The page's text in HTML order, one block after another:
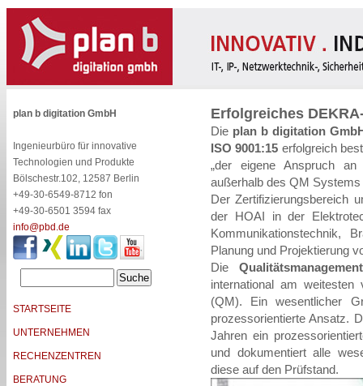
plan b digitation GmbH
Ingenieurbüro für innovative
Technologien und Produkte
Bölschestr.102, 12587 Berlin
+49-30-6549-8712 fon
+49-30-6501 3594 fax
info@pbd.de
STARTSEITE
UNTERNEHMEN
RECHENZENTREN
BERATUNG
Erfolgreiches
Die plan b digitation
ISO 9001:15 erfolgreich
„der eigene Anspruch an
außerhalb des QM Systems
Der Zertifizierungsbereich
der HOAI in der
Kommunikationstechnik,
Planung und Projektierung
Die
international am weitesten
(QM). Ein wesentlicher
prozessorientierte Ansatz.
Jahren ein
und dokumentiert alle
diese auf den Prüfstand.